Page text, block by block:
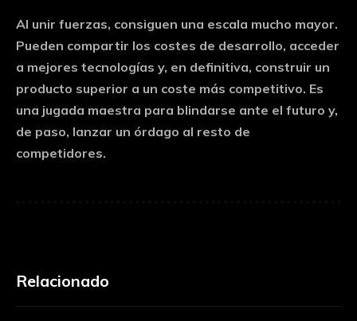
Al unir fuerzas, consiguen una escala mucho mayor.
Pueden compartir los costes de desarrollo, acceder
a mejores tecnologías y, en definitiva, construir un
producto superior a un coste más competitivo. Es
una jugada maestra para blindarse ante el futuro y,
de paso, lanzar un órdago al resto de
competidores.
Relacionado